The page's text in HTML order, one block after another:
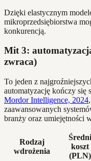
Dzięki elastycznym
mikroprzedsiębiorstwa
konkurencją.
Mit 3:
zwraca)
To jeden z
automatyzację kończy się
Mordor Intelligence, 2024
zaawansowanych
branży oraz umiejętności
Rodzaj
wdrożenia
Średni
koszt
(PLN)